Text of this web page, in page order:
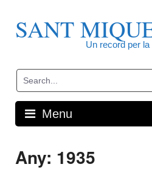
contentSANT
Un record per
Menu
Any: 1935